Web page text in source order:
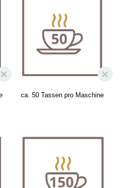
ca. 50 Tassen pro Maschine